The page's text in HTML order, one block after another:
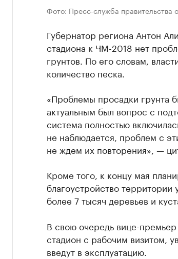
Фото: Пресс-служба правительства
Губернатор региона Антон
стадиона к ЧМ-2018 нет
грунтов. По его словам,
количество песка.
«Проблемы просадки грунта
актуальным был вопрос с
система полностью
не наблюдается, проблем с
не ждем их повторения», —
Кроме того, к концу мая
благоустройство территории
более 7 тысяч деревьев и
В свою очередь вице-
стадион с рабочим визитом,
введут в эксплуатацию.